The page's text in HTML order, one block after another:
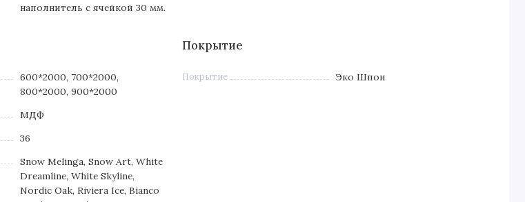
наполнитель с ячейкой 30 мм.
600*2000, 700*2000,
800*2000, 900*2000
МДФ
36
Snow Melinga, Snow Art, White
Dreamline, White Skyline,
Nordic Oak, Riviera Ice, Bianco
Покрытие
Покрытие Эко Шпон